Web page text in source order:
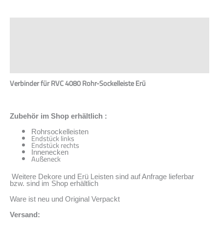
Verbinder für RVC 4080 Rohr-Sockelleiste Erü
Zubehör im Shop erhältlich :
Rohrsockelleisten
Endstück links
Endstück rechts
Innenecken
Außeneck
Weitere Dekore und Erü Leisten sind auf Anfrage lieferbar
bzw. sind im Shop erhältlich
Ware ist neu und Original Verpackt
Versand: